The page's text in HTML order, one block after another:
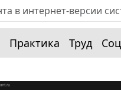
Практика Труд